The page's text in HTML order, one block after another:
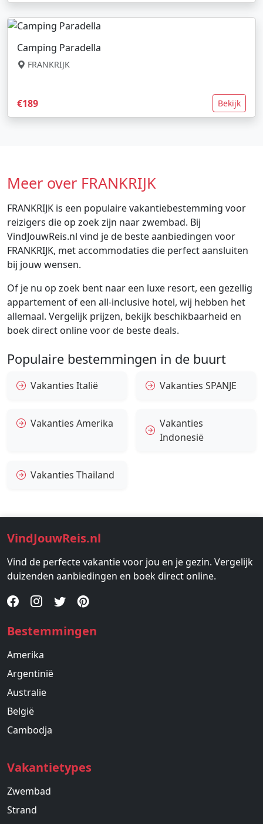
Camping Paradella
FRANKRIJK
€189 Bekijk
Meer over FRANKRIJK
FRANKRIJK is een populaire vakantiebestemming voor
reizigers die op zoek zijn naar zwembad. Bij
VindJouwReis.nl vind je de beste aanbiedingen voor
FRANKRIJK, met accommodaties die perfect aansluiten
bij jouw wensen.
Of je nu op zoek bent naar een luxe resort, een gezellig
appartement of een all-inclusive hotel, wij hebben het
allemaal. Vergelijk prijzen, bekijk beschikbaarheid en
boek direct online voor de beste deals.
Populaire bestemmingen in de buurt
Vakanties Italië Vakanties SPANJE
Vakanties Amerika
Vakanties
Indonesië
Vakanties Thailand
VindJouwReis.nl
Vind de perfecte vakantie voor jou en je gezin. Vergelijk
duizenden aanbiedingen en boek direct online.
Bestemmingen
Amerika
Argentinië
Australie
België
Cambodja
Vakantietypes
Zwembad
Strand